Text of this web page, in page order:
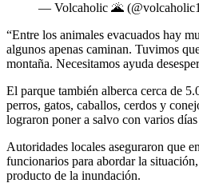
— Volcaholic 🌋
“Entre los animales evacuados hay
algunos apenas caminan. Tuvimos
montaña. Necesitamos ayuda
El parque también alberca cerca de
perros, gatos, caballos, cerdos y
lograron poner a salvo con varios
Autoridades locales aseguraron que
funcionarios para abordar la
producto de la inundación.